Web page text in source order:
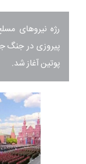
رژه نیروهای
پیروزی در جنگ
پوتین آغاز شد.